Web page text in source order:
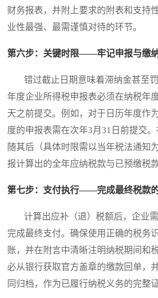
财务报表，并附上要求的附表和支持
业性最强、最需谨慎对待的环节。
第六步：关键时限——牢记申报与缴
错过截止日期意味着滞纳金甚至罚
年度企业所得税申报表必须在纳税年
天之前提交。例如，对于日历年度作
度的申报表需在次年3月31日前提交
随其后（具体时限需以当年税法通知
报计算出的全年应纳税款与已预缴税
第七步：支付执行——完成最终税款
计算出应补（退）税额后，企业需
完成最终支付。确保使用正确的税务
账，并在附言中清晰注明纳税期间和
必从银行获取官方盖章的缴款回单，
同归档，作为已履行纳税义务的完整证